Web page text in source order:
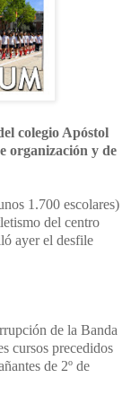
colegio Apóstol
organización y de
1.700 escolares)
del centro
ayer el desfile
de la Banda
cursos precedidos
de 2º de